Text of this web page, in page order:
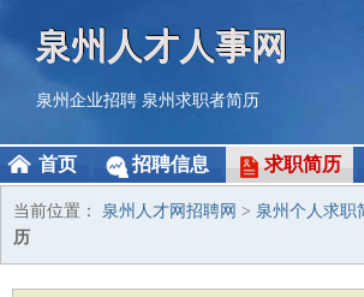
泉州人才人事网
泉州企业招聘 泉州求职者简历
首页 招聘信息 求职简历
当前位置： 泉州人才网招聘网 > 泉州个人求职
历